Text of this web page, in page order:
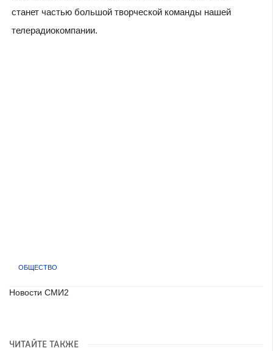
станет частью большой творческой команды нашей
телерадиокомпании.
ОБЩЕСТВО
Новости СМИ2
ЧИТАЙТЕ ТАКЖЕ